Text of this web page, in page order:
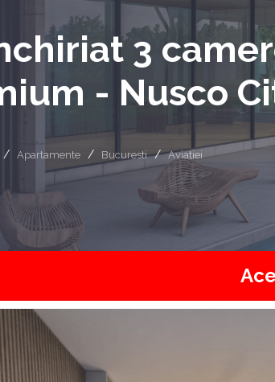
3
- Nusco
Apartamente Bucuresti Aviatiei